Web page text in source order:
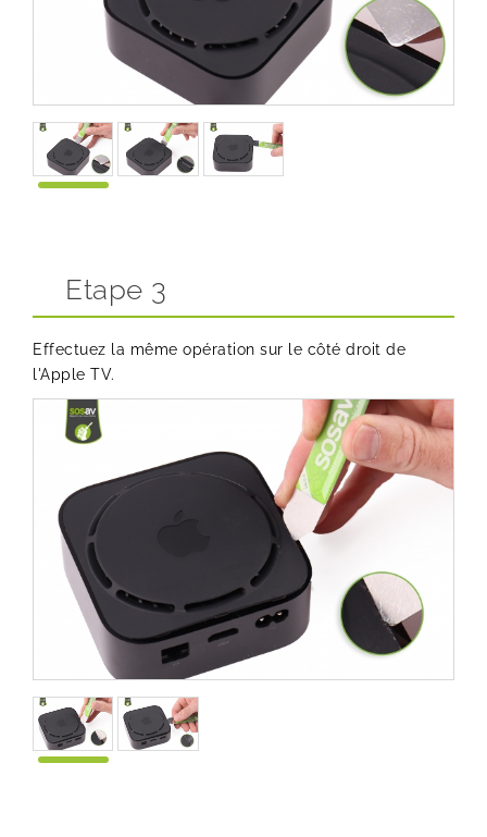
Etape 3
Effectuez la même opération sur le côté droit de
l'Apple TV.